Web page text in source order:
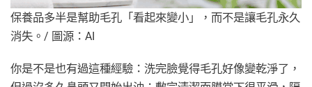
保養品多半是幫助毛孔「看起來變小」，而不是讓毛孔永久
消失。/ 圖源：AI
你是不是也有過這種經驗：洗完臉覺得毛孔好像變乾淨了，